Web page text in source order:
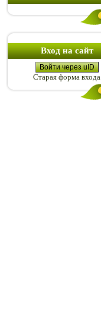
Вход на сайт
Войти через uID
Старая форма входа